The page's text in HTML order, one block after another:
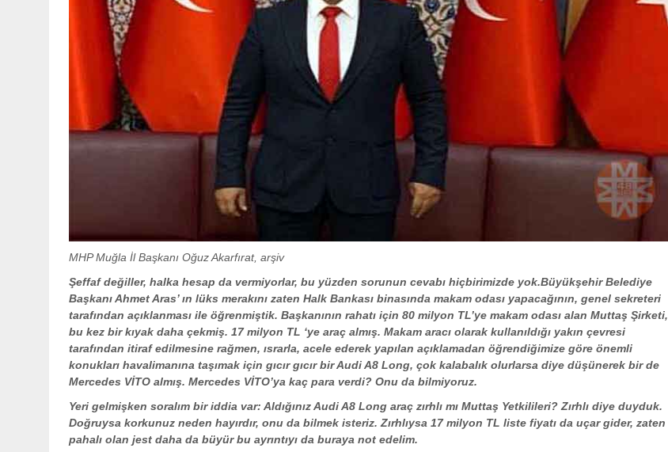
MHP Muğla İl Başkanı Oğuz Akarfırat, arşiv
Şeffaf değiller, halka hesap da vermiyorlar, bu yüzden sorunun cevabı hiçbirimizde yok.Büyükşehir Belediye
Başkanı Ahmet Aras’ ın lüks merakını zaten Halk Bankası binasında makam odası yapacağının, genel sekreteri
tarafından açıklanması ile öğrenmiştik. Başkanının rahatı için 80 milyon TL’ye makam odası alan Muttaş Şirketi,
bu kez bir kıyak daha çekmiş. 17 milyon TL ‘ye araç almış. Makam aracı olarak kullanıldığı yakın çevresi
tarafından itiraf edilmesine rağmen, ısrarla, acele ederek yapılan açıklamadan öğrendiğimize göre önemli
konukları havalimanına taşımak için gıcır gıcır bir Audi A8 Long, çok kalabalık olurlarsa diye düşünerek bir de
Mercedes VİTO almış. Mercedes VİTO’ya kaç para verdi? Onu da bilmiyoruz.
Yeri gelmişken soralım bir iddia var: Aldığınız Audi A8 Long araç zırhlı mı Muttaş Yetkilileri? Zırhlı diye duyduk.
Doğruysa korkunuz neden hayırdır, onu da bilmek isteriz. Zırhlıysa 17 milyon TL liste fiyatı da uçar gider, zaten
pahalı olan jest daha da büyür bu ayrıntıyı da buraya not edelim.